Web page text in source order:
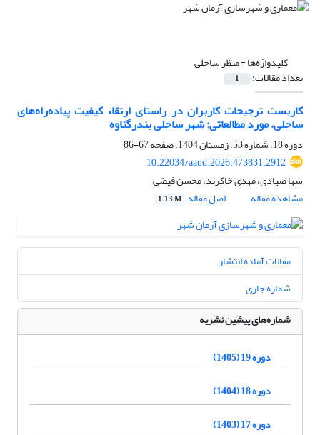
کلیدواژه‌ها =منظر ساحلی
تعداد مقالات: 1
کاربست ترجیحات کاربران در راستای ارتقاء کیفیت پیاده‌‌راه‌‌های
ساحلی، مورد مطالعاتی: شهر ساحلی بندرگناوه
دوره 18، شماره 53، زمستان 1404، صفحه
67-86
10.22034/aaud.2026.473831.2912
سها صیادی، مهدی خاکزند، محسن فیضی
مشاهده مقاله
اصل مقاله 1.13 M
مقالات آماده انتشار
شماره جاری
شماره‌های پیشین نشریه
دوره 19 (1405)
دوره 18 (1404)
دوره 17 (1403)